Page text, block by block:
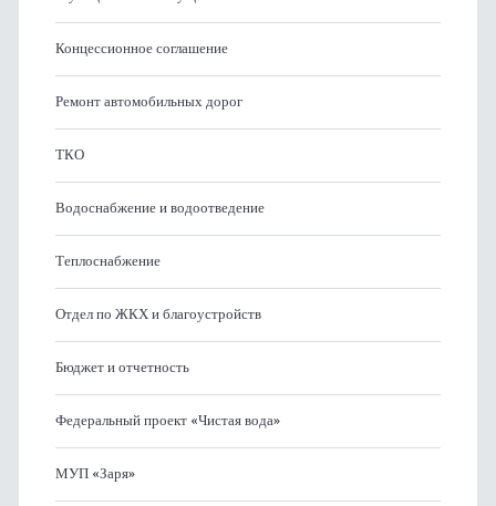
Концессионное соглашение
Ремонт автомобильных дорог
ТКО
Водоснабжение и водоотведение
Теплоснабжение
Отдел по ЖКХ и благоустройств
Бюджет и отчетность
Федеральный проект «Чистая вода»
МУП «Заря»